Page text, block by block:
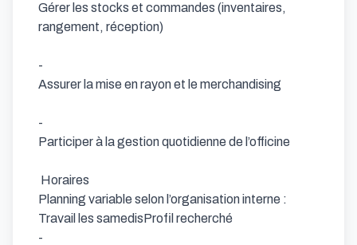
Gérer les stocks et commandes (inventaires,
rangement, réception)
-
Assurer la mise en rayon et le merchandising
-
Participer à la gestion quotidienne de l’officine
Planning variable selon l’organisation interne :
Travail les samedisProfil recherché
-